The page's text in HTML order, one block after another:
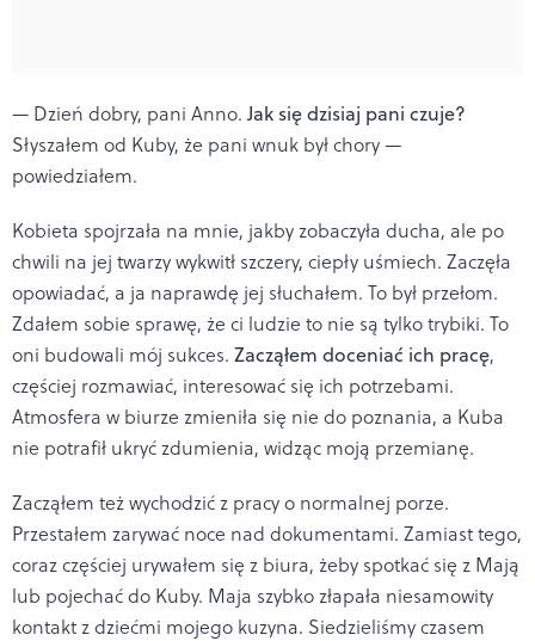
— Dzień dobry, pani Anno. Jak się dzisiaj pani czuje?
Słyszałem od Kuby, że pani wnuk był chory —
powiedziałem.
Kobieta spojrzała na mnie, jakby zobaczyła ducha, ale po
chwili na jej twarzy wykwitł szczery, ciepły uśmiech. Zaczęła
opowiadać, a ja naprawdę jej słuchałem. To był przełom.
Zdałem sobie sprawę, że ci ludzie to nie są tylko trybiki. To
oni budowali mój sukces. Zacząłem doceniać ich pracę,
częściej rozmawiać, interesować się ich potrzebami.
Atmosfera w biurze zmieniła się nie do poznania, a Kuba
nie potrafił ukryć zdumienia, widząc moją przemianę.
Zacząłem też wychodzić z pracy o normalnej porze.
Przestałem zarywać noce nad dokumentami. Zamiast tego,
coraz częściej urywałem się z biura, żeby spotkać się z Mają
lub pojechać do Kuby. Maja szybko złapała niesamowity
kontakt z dziećmi mojego kuzyna. Siedzieliśmy czasem